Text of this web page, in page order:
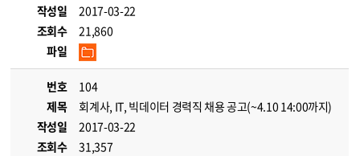
작성일
2017-03-22
조회수
21,860
파일
번호
104
제목
회계사, IT, 빅데이터 경력직 채용 공고(~4.10 14:00까지)
작성일
2017-03-22
조회수
31,357